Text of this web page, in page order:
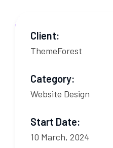
Client:
ThemeForest
Category:
Website Design
Start Date:
10 March, 2024